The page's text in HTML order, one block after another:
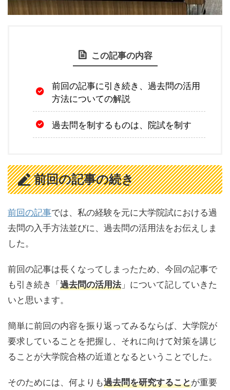
この記事の内容
前回の記事に引き続き、過去問の活用
方法についての解説
過去問を制するものは、院試を制す
前回の記事の続き
前回の記事では、私の経験を元に大学院試における過
去問の入手方法並びに、過去問の活用法をお伝えしま
した。
前回の記事は長くなってしまったため、今回の記事で
も引き続き「過去問の活用法 」について記していきた
いと思います。
簡単に前回の内容を振り返ってみるならば、大学院が
要求していることを把握し、それに向けて対策を講じ
ることが大学院合格の近道となるということでした。
そのためには、何よりも過去問を研究することが重要